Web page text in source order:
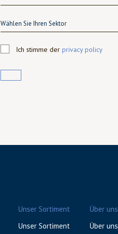
Wählen Sie Ihren Sektor
Ich stimme der privacy policy
Unser Sortiment
Unser Sortiment
Über uns
Über uns